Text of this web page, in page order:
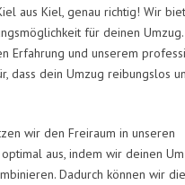
aus Kiel, genau richtig! Wir
für deinen
Erfahrung und unserem
dass dein Umzug reibungslos
wir den Freiraum in unseren
aus, indem wir deinen
Dadurch können wir die